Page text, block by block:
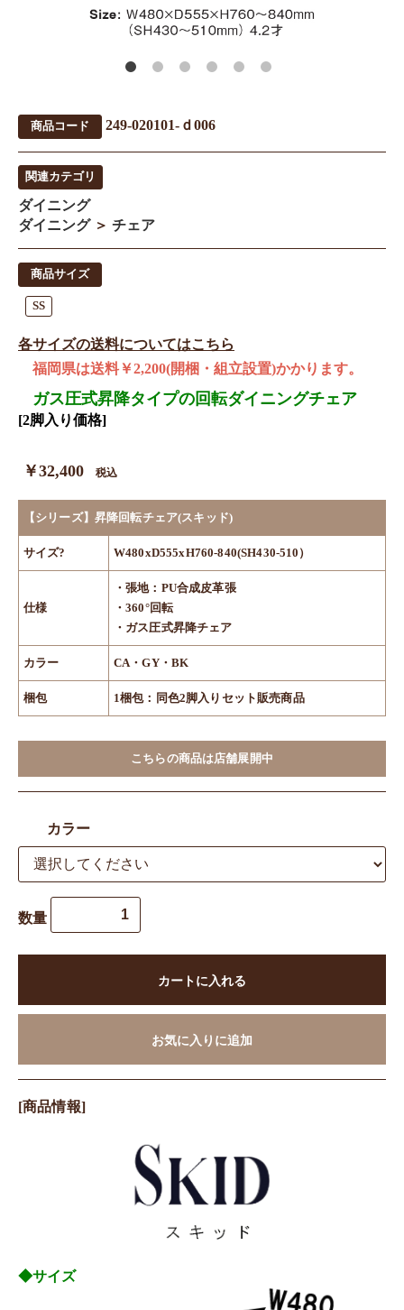
商品コード 249-020101-ｄ006
関連カテゴリ
ダイニング
ダイニング ＞ チェア
商品サイズ
SS
各サイズの送料についてはこちら
福岡県は送料￥2,200(開梱・組立設置)かかります。
ガス圧式昇降タイプの回転ダイニングチェア
[2脚入り価格]
￥32,400 税込
【シリーズ】昇降回転チェア(スキッド)
サイズ? W480xD555xH760-840(SH430-510）
仕様
・張地：PU合成皮革張
・360°回転
・ガス圧式昇降チェア
カラー CA・GY・BK
梱包 1梱包：同色2脚入りセット販売商品
こちらの商品は店舗展開中
カラー
数量
カートに入れる
お気に入りに追加
[商品情報]
◆サイズ